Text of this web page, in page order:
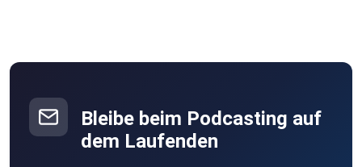
Bleibe beim Podcasting auf
dem Laufenden